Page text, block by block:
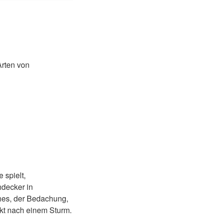
von
spielt,
in
der Bedachung,
nach einem Sturm.